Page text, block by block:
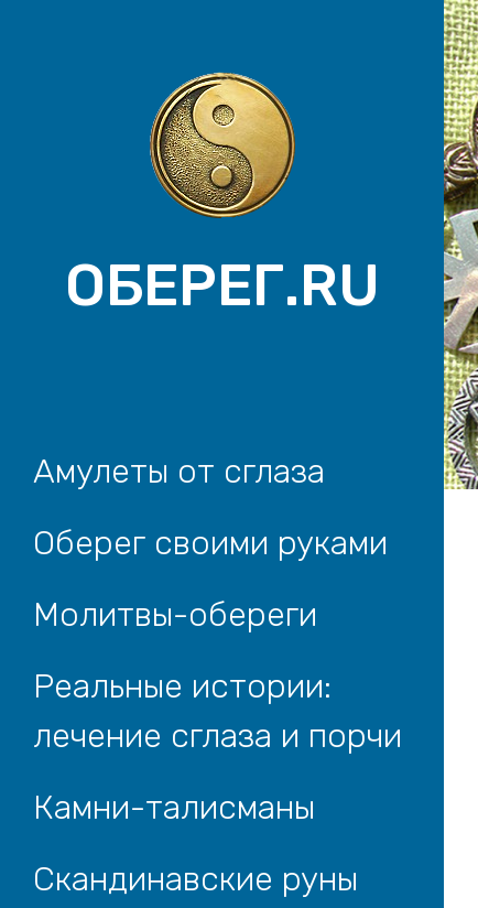
ОБЕРЕГ.RU
Амулеты от сглаза
Оберег своими руками
Молитвы-обереги
Реальные истории:
лечение сглаза и порчи
Камни-талисманы
Скандинавские руны